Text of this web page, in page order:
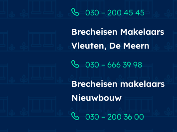
030 – 200 45 45
Brecheisen Makelaars
Vleuten, De Meern
030 – 666 39 98
Brecheisen makelaars
Nieuwbouw
030 – 200 36 00